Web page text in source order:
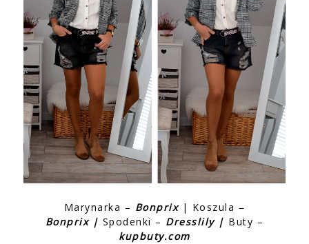
Marynarka – Bonprix | Koszula –
Bonprix| Spodenki – Dresslily| Buty –
kupbuty.com